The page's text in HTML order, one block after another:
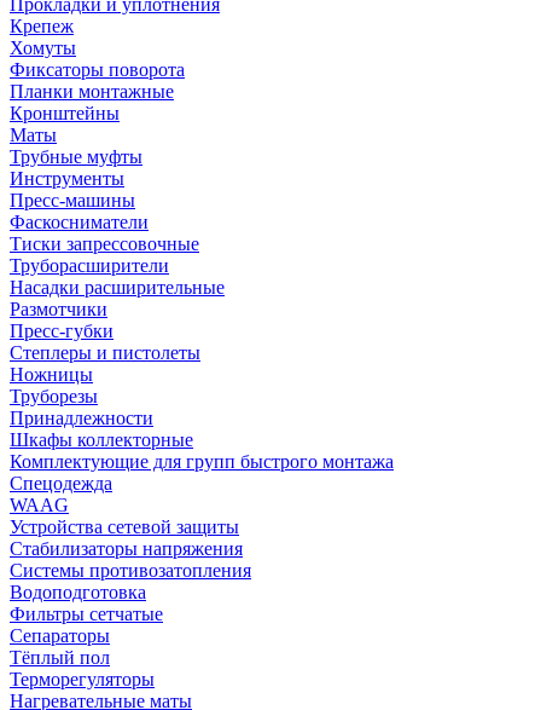
Прокладки и уплотнения
Крепеж
Хомуты
Фиксаторы поворота
Планки монтажные
Кронштейны
Маты
Трубные муфты
Инструменты
Пресс-машины
Фаскосниматели
Тиски запрессовочные
Труборасширители
Насадки расширительные
Размотчики
Пресс-губки
Степлеры и пистолеты
Ножницы
Труборезы
Принадлежности
Шкафы коллекторные
Комплектующие для групп быстрого монтажа
Спецодежда
WAAG
Устройства сетевой защиты
Стабилизаторы напряжения
Системы противозатопления
Водоподготовка
Фильтры сетчатые
Сепараторы
Тёплый пол
Терморегуляторы
Нагревательные маты